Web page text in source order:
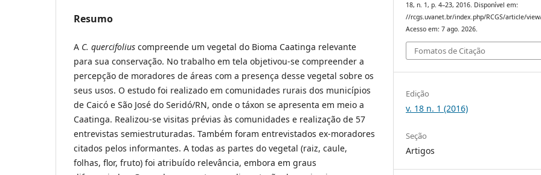
Resumo
A C. quercifolius compreende um vegetal do Bioma Caatinga relevante
para sua conservação. No trabalho em tela objetivou-se compreender a
percepção de moradores de áreas com a presença desse vegetal sobre os
seus usos. O estudo foi realizado em comunidades rurais dos municípios
de Caicó e São José do Seridó/RN, onde o táxon se apresenta em meio a
Caatinga. Realizou-se visitas prévias às comunidades e realização de 57
entrevistas semiestruturadas. Também foram entrevistados ex-moradores
citados pelos informantes. A todas as partes do vegetal (raiz, caule,
folhas, flor, fruto) foi atribuído relevância, embora em graus
18, n. 1, p. 4–23, 2016. Disponível em:
//rcgs.uvanet.br/index.php/RCGS/article/
Acesso em: 7 ago. 2026.
Fomatos de Citação
Edição
v. 18 n. 1 (2016)
Seção
Artigos